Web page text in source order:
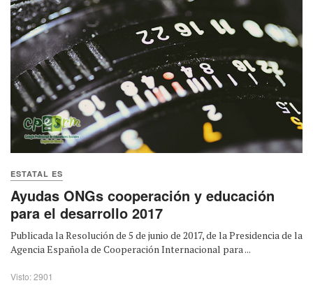
ESTATAL ES
Ayudas ONGs cooperación y educación
para el desarrollo 2017
Publicada la Resolución de 5 de junio de 2017, de la Presidencia de la
Agencia Española de Cooperación Internacional para ...
Visto: 2901